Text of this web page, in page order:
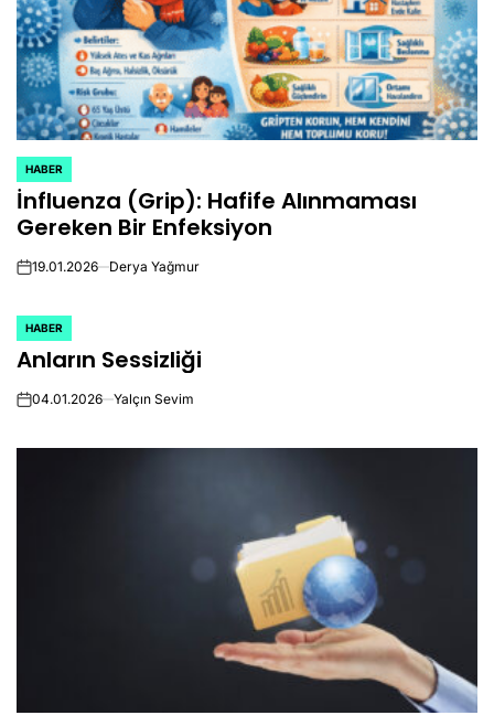
POSTED
IN
HABER
İnfluenza (Grip): Hafife Alınmaması
Gereken Bir Enfeksiyon
on19.01.2026 Derya Yağmur
POSTED
IN
HABER
Anların Sessizliği
on04.01.2026 Yalçın Sevim